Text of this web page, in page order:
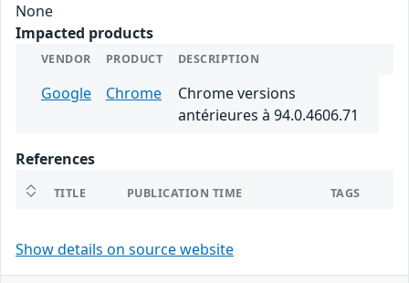
None
Impacted products
VENDOR PRODUCT DESCRIPTION
Google Chrome
Chrome versions
antérieures à 94.0.4606.71
References
TITLE PUBLICATION TIME TAGS
Show details on source website